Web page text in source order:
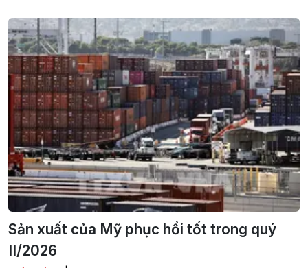
Sản xuất của Mỹ phục hồi tốt trong quý
II/2026